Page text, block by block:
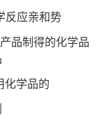
反应亲和势
品制得的化学品
化学品的